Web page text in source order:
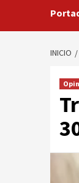
INICIO